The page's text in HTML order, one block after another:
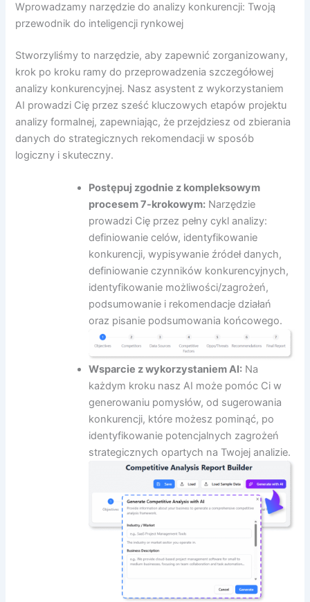
Wprowadzamy narzędzie do analizy konkurencji: Twoją
przewodnik do inteligencji rynkowej
Stworzyliśmy to narzędzie, aby zapewnić zorganizowany,
krok po kroku ramy do przeprowadzenia szczegółowej
analizy konkurencyjnej. Nasz asystent z wykorzystaniem
AI prowadzi Cię przez sześć kluczowych etapów projektu
analizy formalnej, zapewniając, że przejdziesz od zbierania
danych do strategicznych rekomendacji w sposób
logiczny i skuteczny.
Postępuj zgodnie z kompleksowym
procesem 7-krokowym: Narzędzie
prowadzi Cię przez pełny cykl analizy:
definiowanie celów, identyfikowanie
konkurencji, wypisywanie źródeł danych,
definiowanie czynników konkurencyjnych,
identyfikowanie możliwości/zagrożeń,
podsumowanie i rekomendacje działań
oraz pisanie podsumowania końcowego.
Wsparcie z wykorzystaniem AI: Na
każdym kroku nasz AI może pomóc Ci w
generowaniu pomysłów, od sugerowania
konkurencji, które możesz pominąć, po
identyfikowanie potencjalnych zagrożeń
strategicznych opartych na Twojej analizie.